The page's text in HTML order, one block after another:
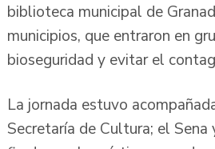
biblioteca municipal de
municipios, que entraron en
bioseguridad y evitar el
La jornada estuvo
Secretaría de Cultura; el